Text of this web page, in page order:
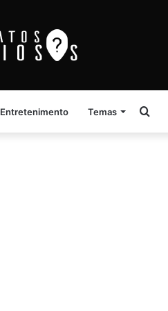
Entretenimento Temas